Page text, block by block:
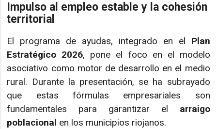
Impulso al empleo estable y la cohesión
territorial
El programa de ayudas, integrado en el Plan
Estratégico 2026, pone el foco en el modelo
asociativo como motor de desarrollo en el medio
rural. Durante la presentación, se ha subrayado
que estas fórmulas empresariales son
fundamentales para garantizar el arraigo
poblacional en los municipios riojanos.